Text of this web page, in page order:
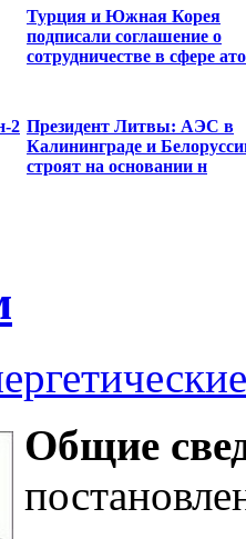
Турция и Южная Корея
подписали соглашение о
сотрудничестве в сфере ато
2 Президент Литвы: АЭС в
Калининграде и
строят на основании н
Общие